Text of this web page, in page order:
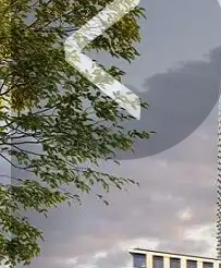
Предыдущее